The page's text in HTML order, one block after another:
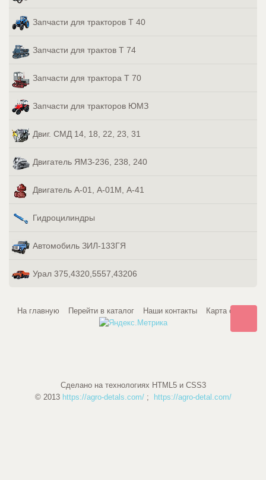
Запчасти для тракторов Т 40
Запчасти для трактов Т 74
Запчасти для трактора Т 70
Запчасти для тракторов ЮМЗ
Двиг. СМД 14, 18, 22, 23, 31
Двигатель ЯМЗ-236, 238, 240
Двигатель А-01, А-01М, А-41
Гидроцилиндры
Автомобиль ЗИЛ-133ГЯ
Урал 375,4320,5557,43206
На главную Перейти в каталог Наши контакты Карта сайта
Сделано на технологиях HTML5 и CSS3
© 2013 https://agro-detals.com/; https://agro-detal.com/